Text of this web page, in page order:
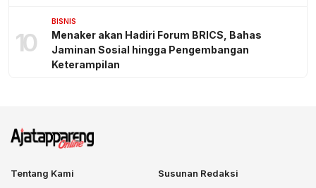
10
BISNIS
Menaker akan Hadiri Forum BRICS, Bahas
Jaminan Sosial hingga Pengembangan
Keterampilan
Tentang Kami Susunan Redaksi